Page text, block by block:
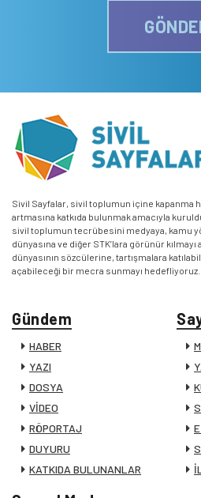
Sivil Sayfalar, sivil toplumun içine kapanma
artmasına katkıda bulunmak amacıyla
sivil toplumun tecrübesini medyaya, kamu
dünyasına ve diğer STK’lara görünür
dünyasının sözcülerine, tartışmalara
açabileceği bir mecra sunmayı hedefliyoruz.
Gündem
HABER
YAZI
DOSYA
VİDEO
RÖPORTAJ
DUYURU
KATKIDA BULUNANLAR